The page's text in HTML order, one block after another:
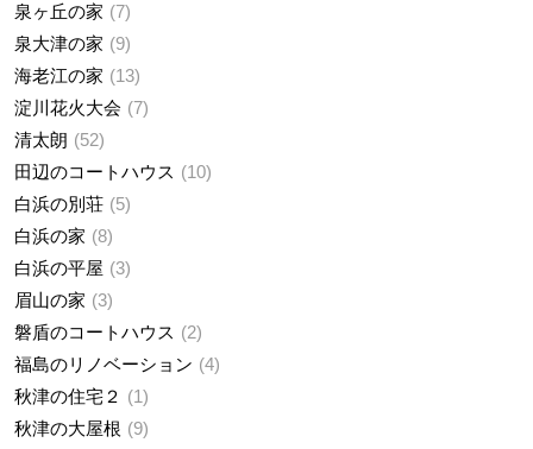
泉ヶ丘の家
7
泉大津の家
9
海老江の家
13
淀川花火大会
7
清太朗
52
田辺のコートハウス
10
白浜の別荘
5
白浜の家
8
白浜の平屋
3
眉山の家
3
磐盾のコートハウス
2
福島のリノベーション
4
秋津の住宅２
1
秋津の大屋根
9